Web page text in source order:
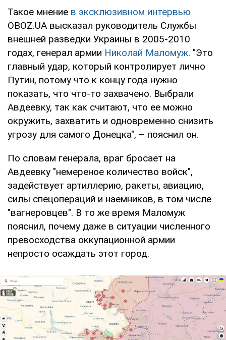
Такое мнение в эксклюзивном интервью
OBOZ.UA высказал руководитель Службы
внешней разведки Украины в 2005-2010
годах, генерал армии Николай Маломуж. "Это
главный удар, который контролирует лично
Путин, потому что к концу года нужно
показать, что что-то захвачено. Выбрали
Авдеевку, так как считают, что ее можно
окружить, захватить и одновременно снизить
угрозу для самого Донецка", – пояснил он.
По словам генерала, враг бросает на
Авдеевку "немереное количество войск",
задействует артиллерию, ракеты, авиацию,
силы спецопераций и наемников, в том числе
"вагнеровцев". В то же время Маломуж
пояснил, почему даже в ситуации численного
превосходства оккупационной армии
непросто осаждать этот город.